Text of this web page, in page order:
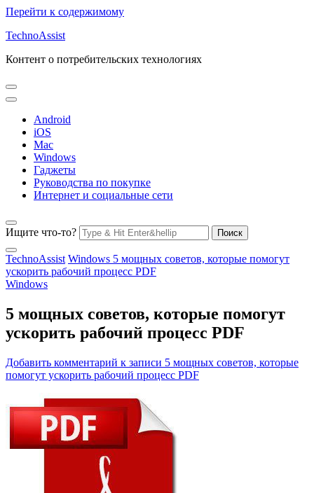
Перейти к содержимому
TechnoAssist
Контент о потребительских технологиях
Android
iOS
Mac
Windows
Гаджеты
Руководства по покупке
Интернет и социальные сети
Ищите что-то?
TechnoAssist Windows 5 мощных советов, которые помогут
ускорить рабочий процесс PDF
Windows
5 мощных советов, которые помогут
ускорить рабочий процесс PDF
Добавить комментарий к записи 5 мощных советов, которые
помогут ускорить рабочий процесс PDF